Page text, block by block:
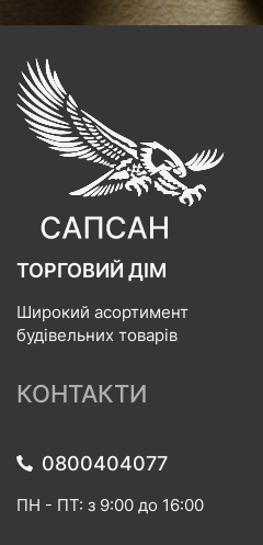
ТОРГОВИЙ ДІМ
Широкий асортимент
будівельних товарів
КОНТАКТИ
0800404077
ПН - ПТ: з 9:00 до 16:00